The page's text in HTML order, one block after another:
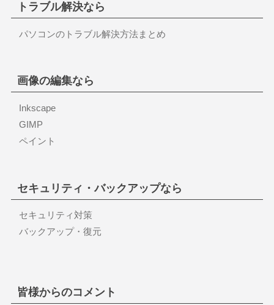
トラブル解決なら
パソコンのトラブル解決方法まとめ
画像の編集なら
Inkscape
GIMP
ペイント
セキュリティ・バックアップなら
セキュリティ対策
バックアップ・復元
皆様からのコメント